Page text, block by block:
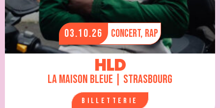
03.10.26 Concert, Rap
HLD
La Maison Bleue | Strasbourg
Billetterie